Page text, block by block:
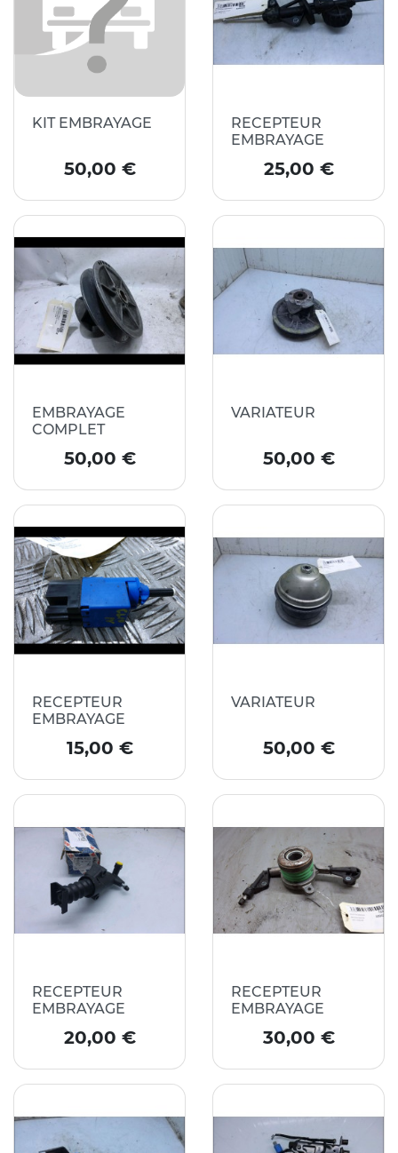
KIT EMBRAYAGE
Prix
50,00 €
RECEPTEUR
EMBRAYAGE
Prix
25,00 €
EMBRAYAGE
COMPLET
Prix
50,00 €
VARIATEUR
Prix
50,00 €
RECEPTEUR
EMBRAYAGE
Prix
15,00 €
VARIATEUR
Prix
50,00 €
RECEPTEUR
EMBRAYAGE
Prix
20,00 €
RECEPTEUR
EMBRAYAGE
Prix
30,00 €